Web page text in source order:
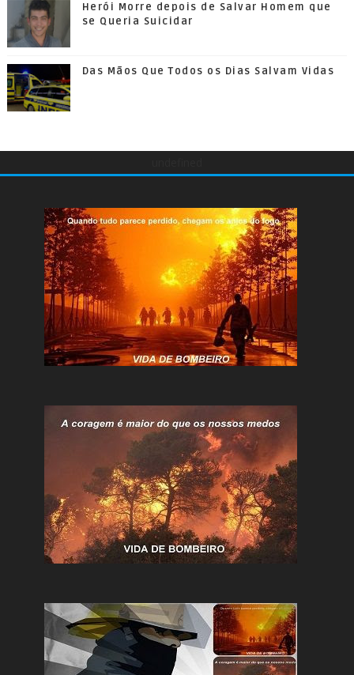
Herói Morre depois de Salvar Homem que
se Queria Suicidar
Das Mãos Que Todos os Dias Salvam Vidas